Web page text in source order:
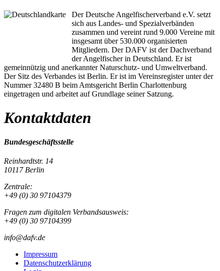
Der Deutsche Angelfischerverband e.V. setzt
sich aus Landes- und Spezialverbänden
zusammen und vereint rund 9.000 Vereine mit
insgesamt über 530.000 organisierten
Mitgliedern. Der DAFV ist der Dachverband
der Angelfischer in Deutschland. Er ist
gemeinnützig und anerkannter Naturschutz- und Umweltverband.
Der Sitz des Verbandes ist Berlin. Er ist im Vereinsregister unter der
Nummer 32480 B beim Amtsgericht Berlin Charlottenburg
eingetragen und arbeitet auf Grundlage seiner Satzung.
Kontaktdaten
Bundesgeschäftsstelle
Reinhardtstr. 14
10117 Berlin
Zentrale:
+49 (0) 30 97104379
Fragen zum digitalen Verbandsausweis:
+49 (0) 30 97104399
info@dafv.de
Impressum
Datenschutzerklärung